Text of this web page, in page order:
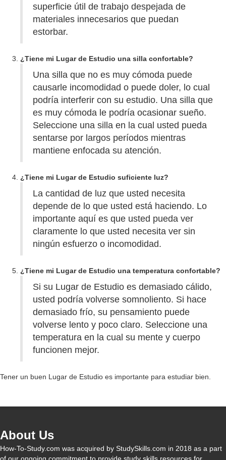
superficie útil de trabajo despejada de
materiales innecesarios que puedan
estorbar.
¿Tiene mi Lugar de Estudio una silla confortable?
Una silla que no es muy cómoda puede
causarle incomodidad o puede doler, lo cual
podría interferir con su estudio. Una silla que
es muy cómoda le podría ocasionar sueño.
Seleccione una silla en la cual usted pueda
sentarse por largos períodos mientras
mantiene enfocada su atención.
¿Tiene mi Lugar de Estudio suficiente luz?
La cantidad de luz que usted necesita
depende de lo que usted está haciendo. Lo
importante aquí es que usted pueda ver
claramente lo que usted necesita ver sin
ningún esfuerzo o incomodidad.
¿Tiene mi Lugar de Estudio una temperatura confortable?
Si su Lugar de Estudio es demasiado cálido,
usted podría volverse somnoliento. Si hace
demasiado frío, su pensamiento puede
volverse lento y poco claro. Seleccione una
temperatura en la cual su mente y cuerpo
funcionen mejor.
Tener un buen Lugar de Estudio es importante para estudiar bien.
About Us
How-To-Study.com was acquired by StudySkills.com in 2018 as a part